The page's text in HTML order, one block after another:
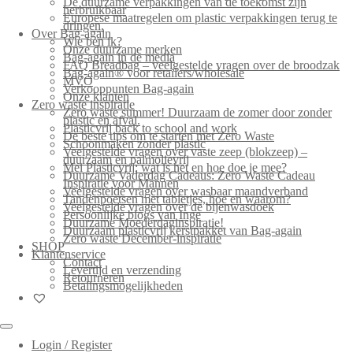
herbruikbaar
Europese maatregelen om plastic verpakkingen terug te
dringen.
Over Bag-again
Wie ben ik?
Onze duurzame merken
Bag-again in de media
FAQ Breadbag – veelgestelde vragen over de broodzak
Bag-again® voor retailers/wholesale
MVO
Verkooppunten Bag-again
Onze klanten
Zero waste inspiratie
Zero waste summer! Duurzaam de zomer door zonder
plastic en afval.
Plasticvrij back to school and work
De beste tips om te starten met Zero Waste
Schoonmaken zonder plastic
Veelgestelde vragen over vaste zeep (blokzeep) –
duurzaam en palmolievrij
Mei Plasticvrij: wat is het en hoe doe je mee?
Duurzame Vaderdag Cadeaus: Zero Waste Cadeau
Inspiratie voor Mannen
Veelgestelde vragen over wasbaar maandverband
Tandenpoetsen met tabletjes, hoe en waarom?
Veelgestelde vragen over de bijenwasdoek
Persoonlijke blogs van Inge
Duurzame Moederdaginspiratie!
Duurzaam plasticvrij kerstpakket van Bag-again
Zero waste December-inspiratie
SHOP
Klantenservice
Contact
Levertijd en verzending
Retourneren
Betalingsmogelijkheden
Login / Register